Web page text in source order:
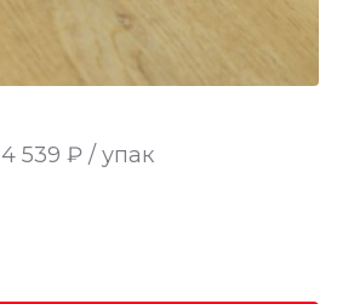
4 539 ₽ / упак